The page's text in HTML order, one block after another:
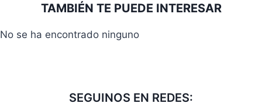
TAMBIÉN TE PUEDE INTERESAR
No se ha encontrado ninguno
SEGUINOS EN REDES: